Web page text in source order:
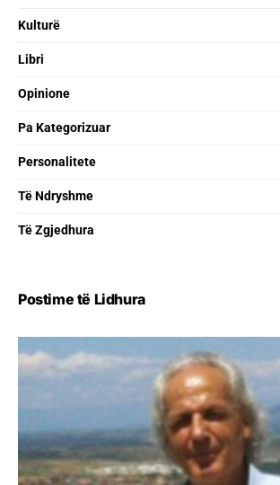
Kulturë
Libri
Opinione
Pa Kategorizuar
Personalitete
Të Ndryshme
Të Zgjedhura
Postime të Lidhura